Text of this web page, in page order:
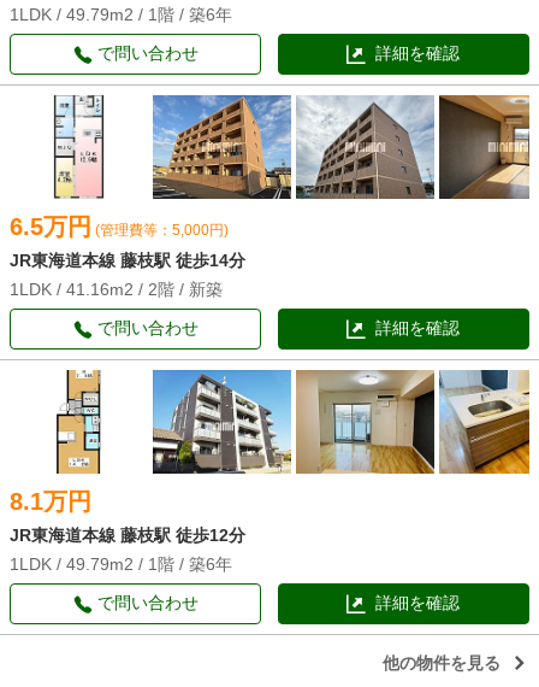
1LDK / 49.79m2 / 1階 / 築6年
で問い合わせ
詳細を確認
6.5万円 (管理費等：5,000円)
JR東海道本線 藤枝駅 徒歩14分
1LDK / 41.16m2 / 2階 / 新築
で問い合わせ
詳細を確認
8.1万円
JR東海道本線 藤枝駅 徒歩12分
1LDK / 49.79m2 / 1階 / 築6年
で問い合わせ
詳細を確認
他の物件を見る